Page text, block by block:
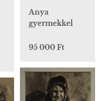
Anya
gyermekkel
95 000 Ft